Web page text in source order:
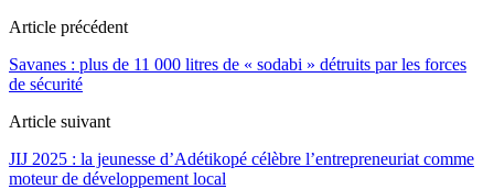
Article précédent
Savanes : plus de 11 000 litres de « sodabi » détruits par les forces
de sécurité
Article suivant
JIJ 2025 : la jeunesse d’Adétikopé célèbre l’entrepreneuriat comme
moteur de développement local